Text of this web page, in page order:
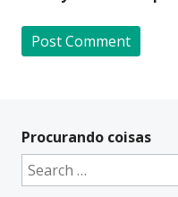
t
e
Procurando coisas
Search
for: